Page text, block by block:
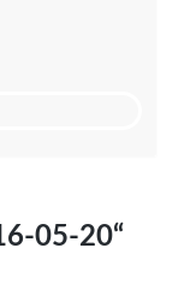
05-20“